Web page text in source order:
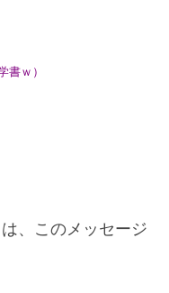
書ｗ）
、このメッセージ